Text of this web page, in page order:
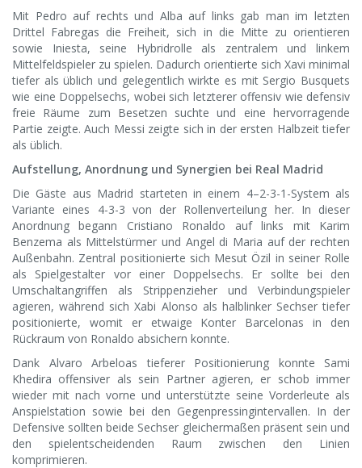
Mit Pedro auf rechts und Alba auf links gab man im letzten
Drittel Fabregas die Freiheit, sich in die Mitte zu orientieren
sowie Iniesta, seine Hybridrolle als zentralem und linkem
Mittelfeldspieler zu spielen. Dadurch orientierte sich Xavi minimal
tiefer als üblich und gelegentlich wirkte es mit Sergio Busquets
wie eine Doppelsechs, wobei sich letzterer offensiv wie defensiv
freie Räume zum Besetzen suchte und eine hervorragende
Partie zeigte. Auch Messi zeigte sich in der ersten Halbzeit tiefer
als üblich.
Aufstellung, Anordnung und Synergien bei Real Madrid
Die Gäste aus Madrid starteten in einem 4–2-3-1-System als
Variante eines 4-3-3 von der Rollenverteilung her. In dieser
Anordnung begann Cristiano Ronaldo auf links mit Karim
Benzema als Mittelstürmer und Angel di Maria auf der rechten
Außenbahn. Zentral positionierte sich Mesut Özil in seiner Rolle
als Spielgestalter vor einer Doppelsechs. Er sollte bei den
Umschaltangriffen als Strippenzieher und Verbindungspieler
agieren, während sich Xabi Alonso als halblinker Sechser tiefer
positionierte, womit er etwaige Konter Barcelonas in den
Rückraum von Ronaldo absichern konnte.
Dank Alvaro Arbeloas tieferer Positionierung konnte Sami
Khedira offensiver als sein Partner agieren, er schob immer
wieder mit nach vorne und unterstützte seine Vorderleute als
Anspielstation sowie bei den Gegenpressingintervallen. In der
Defensive sollten beide Sechser gleichermaßen präsent sein und
den spielentscheidenden Raum zwischen den Linien
komprimieren.